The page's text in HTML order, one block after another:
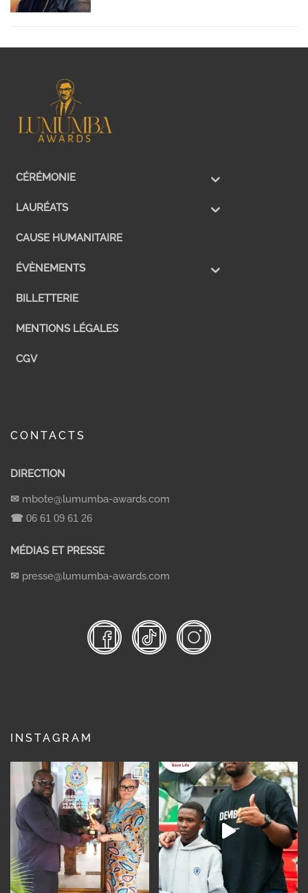
CÉRÉMONIE
LAURÉATS
CAUSE HUMANITAIRE
ÉVÈNEMENTS
BILLETTERIE
MENTIONS LÉGALES
CGV
CONTACTS
DIRECTION
✉ mbote@lumumba-awards.com
☎ 06 61 09 61 26
MÉDIAS ET PRESSE
✉ presse@lumumba-awards.com
INSTAGRAM